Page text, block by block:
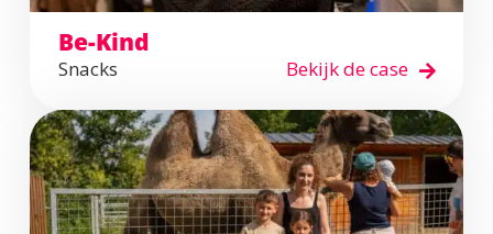
Be-Kind
Snacks Bekijk de case